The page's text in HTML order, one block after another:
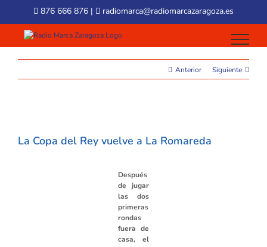
content
876 666 876 | radiomarca@radiomarcazaragoza.es
Anterior Siguiente
Image
La Copa del Rey vuelve a La Romareda
Después
de jugar
las dos
primeras
rondas
fuera de
casa, el